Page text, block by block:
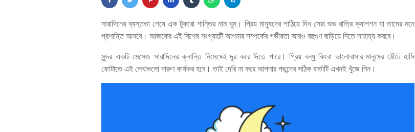
সারাদিনের ব্যস্ততা শেষে এক টুকরো শান্তির নাম ঘুম। প্রিয় মানুষদের পাঠিয়ে দিন সেরা শুভ রাত্রি ক্যাপশন যা তাদের মনে
প্রশান্তি আনবে। আজকের এই বিশেষ সংগ্রহটি আপনার সম্পর্কের গভীরতা আরও বহুগুণ বাড়িয়ে দিতে সাহায্য করবে।
সুন্দর একটি মেসেজ সারাদিনের ক্লান্তি নিমেষেই দূর করে দিতে পারে। প্রিয় বন্ধু কিংবা ভালোবাসার মানুষের ঠোঁটে হাসি
ফোটাতে এই লেখাগুলো দারুণ কার্যকর হবে। তাই দেরি না করে আপনার পছন্দের সঠিক বার্তাটি এখনই খুঁজে নিন।